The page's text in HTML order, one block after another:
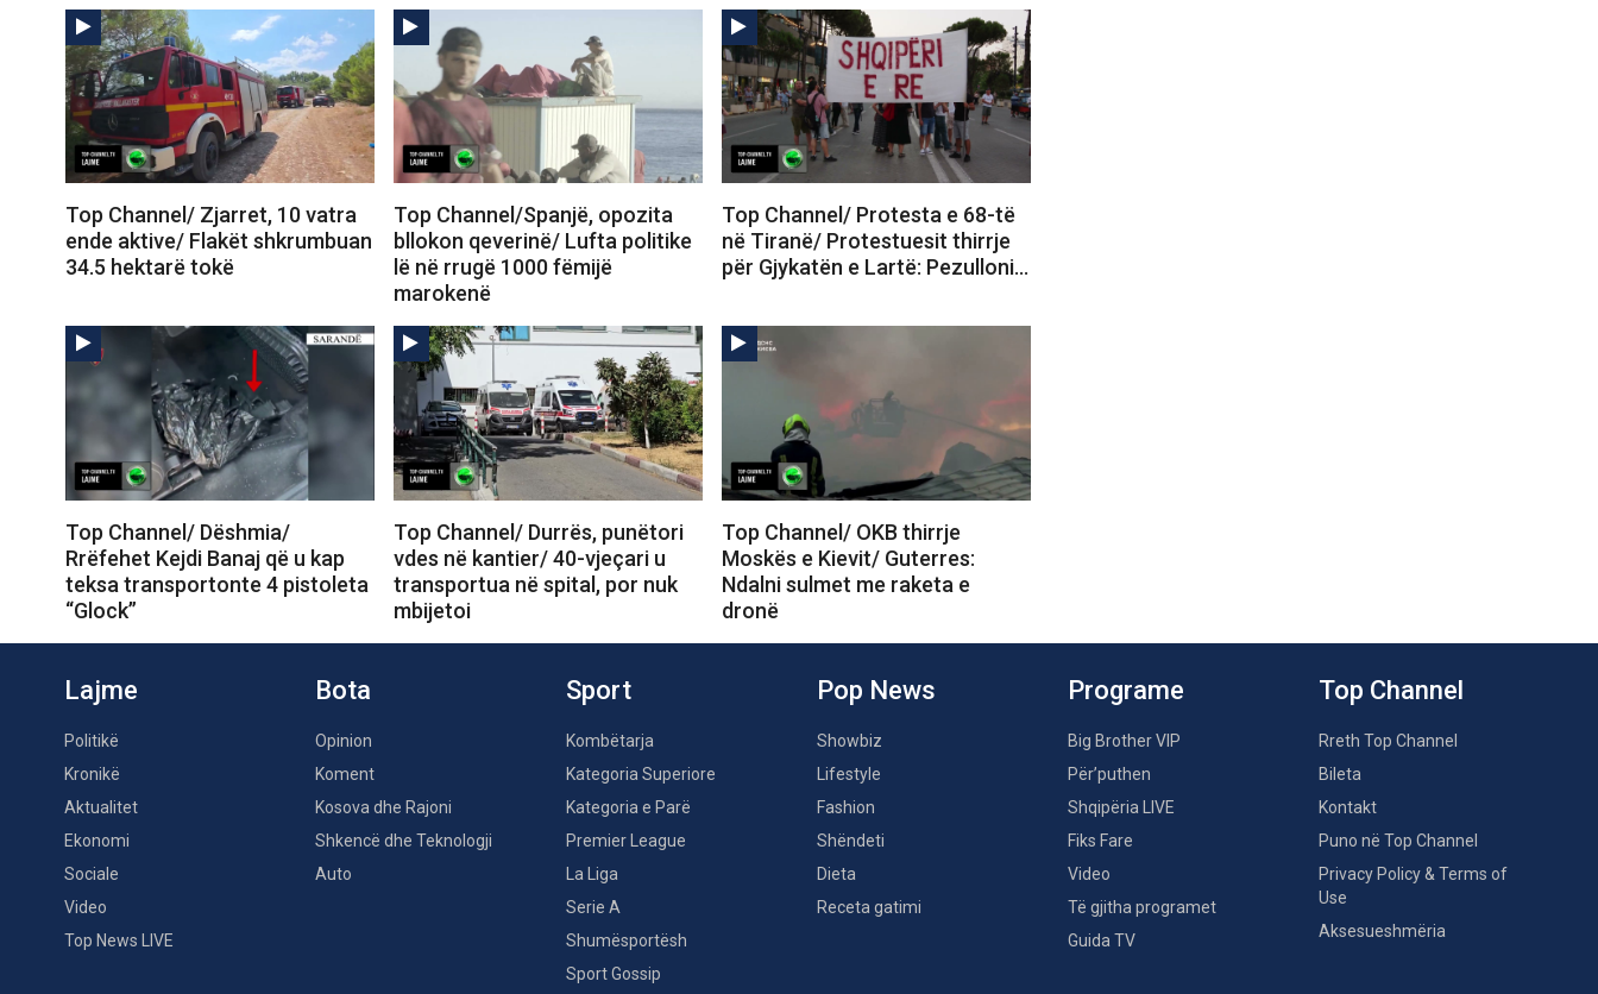
Top Channel/ Zjarret, 10 vatra
ende aktive/ Flakët shkrumbuan
34.5 hektarë tokë
Top Channel/Spanjë, opozita
bllokon qeverinë/ Lufta politike
lë në rrugë 1000 fëmijë
marokenë
Top Channel/ Protesta e 68-të
në Tiranë/ Protestuesit thirrje
për Gjykatën e Lartë: Pezulloni…
Top Channel/ Dëshmia/
Rrëfehet Kejdi Banaj që u kap
teksa transportonte 4 pistoleta
“Glock”
Top Channel/ Durrës, punëtori
vdes në kantier/ 40-vjeçari u
transportua në spital, por nuk
mbijetoi
Top Channel/ OKB thirrje
Moskës e Kievit/ Guterres:
Ndalni sulmet me raketa e
dronë
Lajme
Politikë
Kronikë
Aktualitet
Ekonomi
Sociale
Video
Top News LIVE
Bota
Opinion
Koment
Kosova dhe Rajoni
Shkencë dhe Teknologji
Auto
Sport
Kombëtarja
Kategoria Superiore
Kategoria e Parë
Premier League
La Liga
Serie A
Shumësportësh
Sport Gossip
Pop News
Showbiz
Lifestyle
Fashion
Shëndeti
Dieta
Receta gatimi
Programe
Big Brother VIP
Për’puthen
Shqipëria LIVE
Fiks Fare
Video
Të gjitha programet
Guida TV
Top Channel
Rreth Top Channel
Bileta
Kontakt
Puno në Top Channel
Privacy Policy & Terms of
Use
Aksesueshmëria